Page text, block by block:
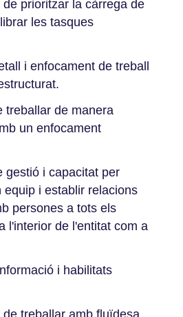
de prioritzar la càrrega de
les tasques
i enfocament de treball
treballar de manera
un enfocament
gestió i capacitat per
equip i establir relacions
persones a tots els
l'interior de l'entitat com a
i habilitats
de treballar amb fluïdesa